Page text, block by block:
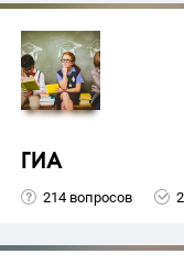
ГИА
214 вопросов